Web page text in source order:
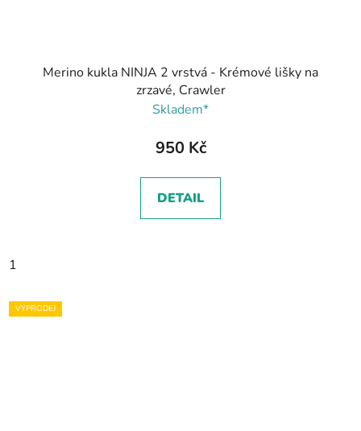
Merino kukla NINJA 2 vrstvá - Krémové lišky na
zrzavé, Crawler
Skladem*
950 Kč
DETAIL
1
VÝPRODEJ